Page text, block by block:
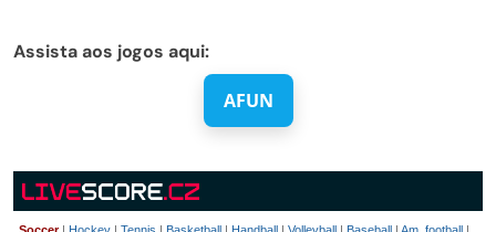
Assista aos jogos aqui:
AFUN